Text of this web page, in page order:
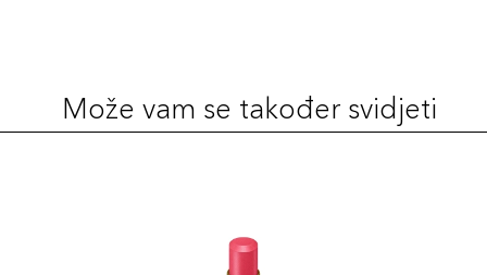
8015150004206
Može vam se također svidjeti